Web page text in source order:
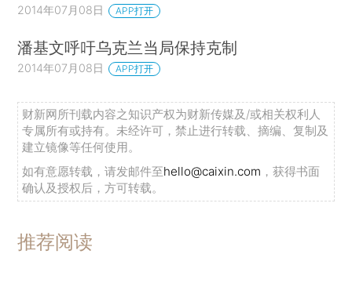
2014年07月08日 APP打开
潘基文呼吁乌克兰当局保持克制
2014年07月08日 APP打开
财新网所刊载内容之知识产权为财新传媒及/或相关权利人
专属所有或持有。未经许可，禁止进行转载、摘编、复制及
建立镜像等任何使用。
如有意愿转载，请发邮件至hello@caixin.com ，获得书面
确认及授权后，方可转载。
推荐阅读